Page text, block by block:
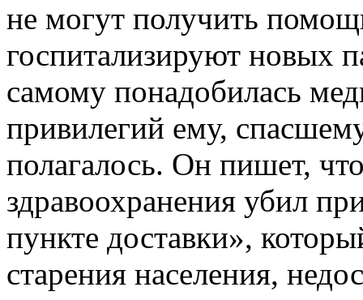
не могут получить
госпитализируют новых
самому понадобилась
привилегий ему,
полагалось. Он пишет,
здравоохранения убил
пункте доставки»,
старения населения,